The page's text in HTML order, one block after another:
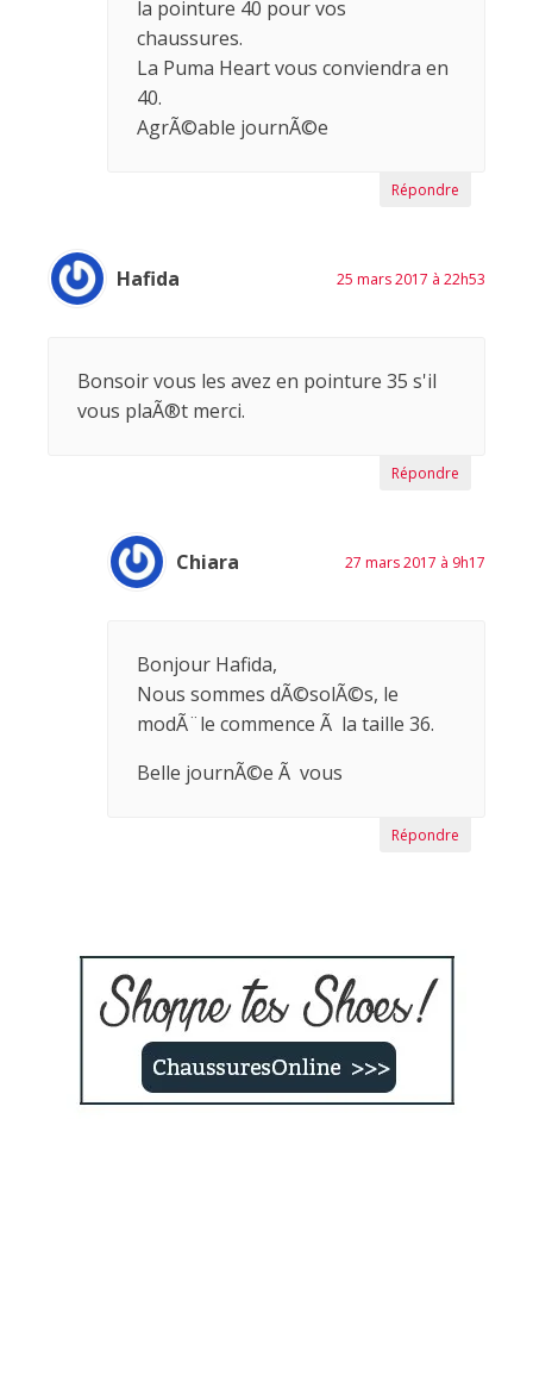
la pointure 40 pour vos
chaussures.
La Puma Heart vous conviendra en
40.
AgrÃ©able journÃ©e
Répondre
Hafida 25 mars 2017 à 22h53
Bonsoir vous les avez en pointure 35 s'il
vous plaÃ®t merci.
Répondre
Chiara 27 mars 2017 à 9h17
Bonjour Hafida,
Nous sommes dÃ©solÃ©s, le
modÃ¨le commence Ã la taille 36.
Belle journÃ©e Ã vous
Répondre